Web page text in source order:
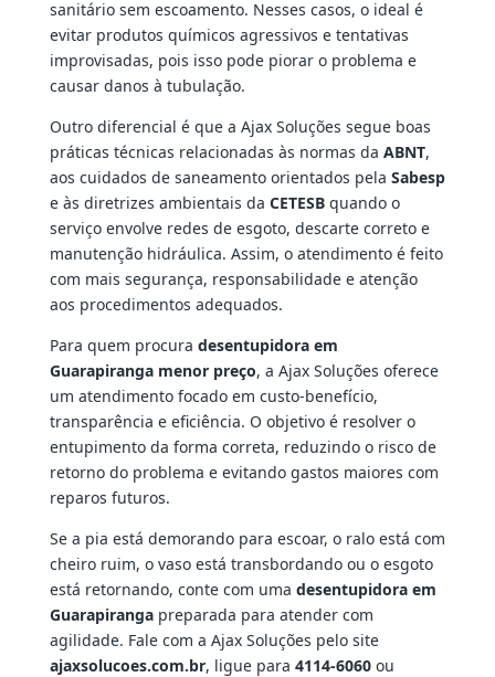
sanitário sem escoamento. Nesses casos, o ideal é
evitar produtos químicos agressivos e tentativas
improvisadas, pois isso pode piorar o problema e
causar danos à tubulação.
Outro diferencial é que a Ajax Soluções segue boas
práticas técnicas relacionadas às normas da ABNT,
aos cuidados de saneamento orientados pela Sabesp
e às diretrizes ambientais da CETESBquando o
serviço envolve redes de esgoto, descarte correto e
manutenção hidráulica. Assim, o atendimento é feito
com mais segurança, responsabilidade e atenção
aos procedimentos adequados.
Para quem procura desentupidora em
Guarapiranga menor preço, a Ajax Soluções oferece
um atendimento focado em custo-benefício,
transparência e eficiência. O objetivo é resolver o
entupimento da forma correta, reduzindo o risco de
retorno do problema e evitando gastos maiores com
reparos futuros.
Se a pia está demorando para escoar, o ralo está com
cheiro ruim, o vaso está transbordando ou o esgoto
está retornando, conte com uma desentupidora em
Guarapirangapreparada para atender com
agilidade. Fale com a Ajax Soluções pelo site
ajaxsolucoes.com.br, ligue para 4114-6060ou